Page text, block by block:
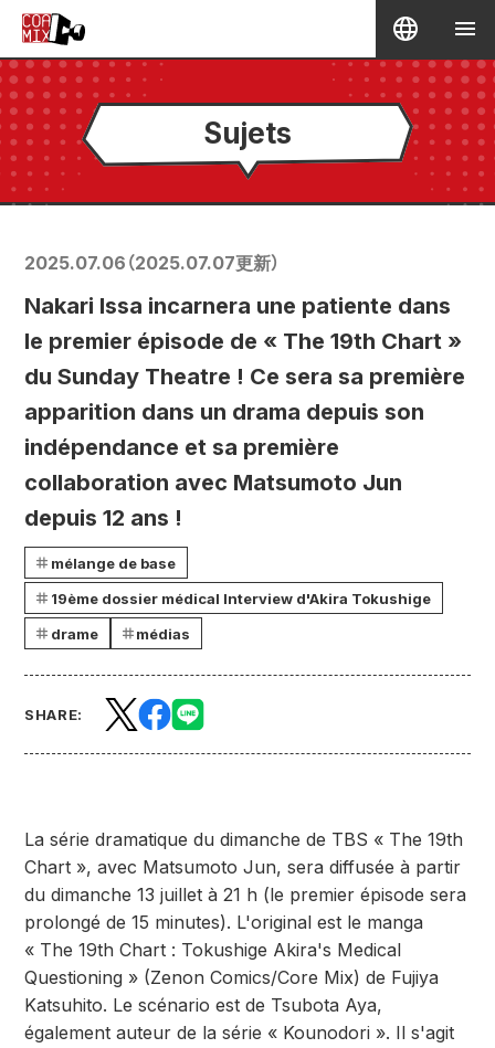
Sujets
2025.07.06 （2025.07.07更新）
Nakari Issa incarnera une patiente dans
le premier épisode de « The 19th Chart »
du Sunday Theatre ! Ce sera sa première
apparition dans un drama depuis son
indépendance et sa première
collaboration avec Matsumoto Jun
depuis 12 ans !
mélange de base
19ème dossier médical Interview d'Akira Tokushige
drame
médias
SHARE:
La série dramatique du dimanche de TBS « The 19th
Chart », avec Matsumoto Jun, sera diffusée à partir
du dimanche 13 juillet à 21 h (le premier épisode sera
prolongé de 15 minutes). L'original est le manga
« The 19th Chart : Tokushige Akira's Medical
Questioning » (Zenon Comics/Core Mix) de Fujiya
Katsuhito. Le scénario est de Tsubota Aya,
également auteur de la série « Kounodori ». Il s'agit